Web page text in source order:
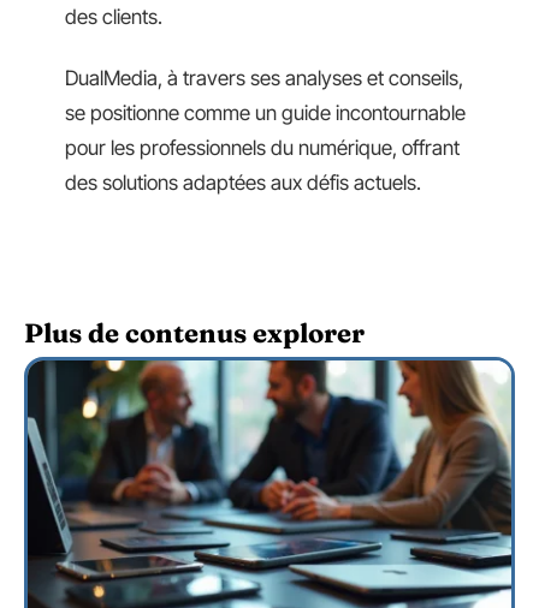
des clients.
DualMedia, à travers ses analyses et conseils,
se positionne comme un guide incontournable
pour les professionnels du numérique, offrant
des solutions adaptées aux défis actuels.
Plus de contenus explorer